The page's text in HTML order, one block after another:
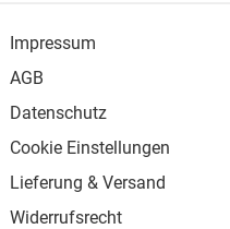
Impressum
AGB
Datenschutz
Cookie Einstellungen
Lieferung & Versand
Widerrufsrecht